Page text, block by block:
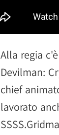
Alla regia
Devilman:
chief
lavorato